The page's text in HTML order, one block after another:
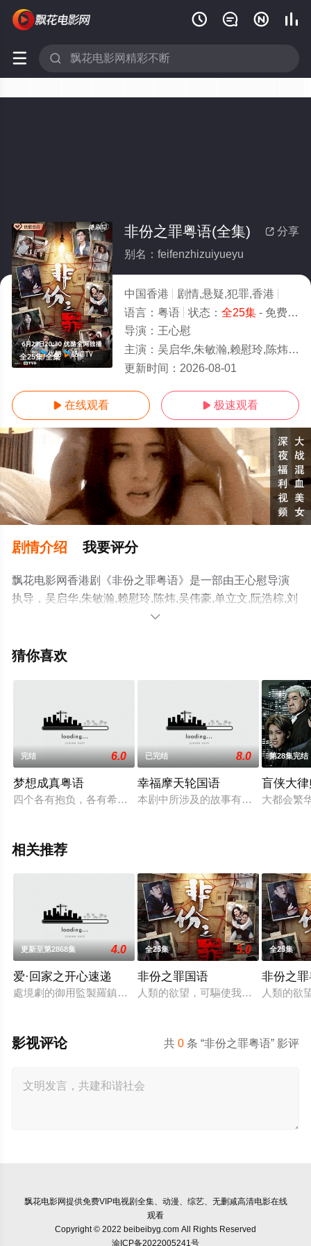
   
 
全25集/全集
 分享
非份之罪粤语(全集)
别名：feifenzhizuiyueyu
中国香港 剧情,悬疑,犯罪,香港
语言： 粤语 状态： 全25集- 免费在线观看
导演： 王心慰
主演： 吴启华,朱敏瀚,赖慰玲,陈炜,吴伟豪,单立文,阮浩棕,刘佩玥,徐荣,何沛珈,贝安琪,戴祖仪,游嘉欣,
更新时间： 2026-08-01
 在线观看  极速观看
剧情介绍 我要评分
飘花电影网香港剧《非份之罪粤语》是一部由王心慰导演
执导，吴启华,朱敏瀚,赖慰玲,陈炜,吴伟豪,单立文,阮浩棕,刘
佩玥,徐荣,何沛珈,贝安琪,戴祖仪,游嘉欣,江嘉敏,韦家雄,郑
苏韵姿,吴沚默,叶靖仪,唐嘉麟,张翼东,胡敏芝,区霭玲,方绍
恩,罗皓谊,陈等演员精彩演绎的中国香港电视剧，大结局剧
情已揭晓（全25集），手机免费观看高清未删减完整版电
视剧全集就上飘花影院，更多相关信息可移步至豆瓣电视
剧、电视猫或剧情网等平台了解。

猜你喜欢
完结 6.0
梦想成真粤语
四个各有抱负，各有希望的旧街坊──宝家成（吕方饰）、李想
已完结 8.0
幸福摩天轮国语
本剧中所涉及的故事有一半根据真实
第28集完结
盲侠大
大都会繁
相关推荐
更新至第2868集 4.0
爱·回家之开心速递
處境劇的御用監製羅鎮岳已經準備開拍新一套處境劇，暫定叫
全25集 5.0
非份之罪国语
人類的欲望，可驅使我們超越自我，
全25集
非份之
人類的欲
共0 条 “非份之罪粤语” 影评
影视评论
飘花电影网提供免费VIP电视剧全集、动漫、综艺、无删减高清电影在线
观看
Copyright © 2022 beibeibyg.com All Rights Reserved
渝ICP备2022005241号